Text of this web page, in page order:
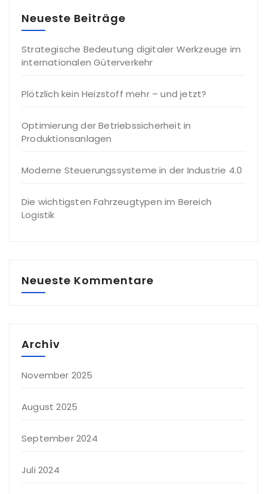
Neueste Beiträge
Strategische Bedeutung digitaler Werkzeuge im
internationalen Güterverkehr
Plötzlich kein Heizstoff mehr – und jetzt?
Optimierung der Betriebssicherheit in
Produktionsanlagen
Moderne Steuerungssysteme in der Industrie 4.0
Die wichtigsten Fahrzeugtypen im Bereich
Logistik
Neueste Kommentare
Archiv
November 2025
August 2025
September 2024
Juli 2024